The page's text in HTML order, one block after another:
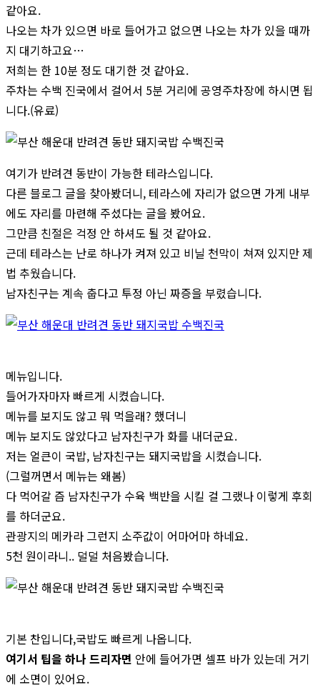
같아요.
나오는 차가 있으면 바로 들어가고 없으면 나오는 차가 있을 때까
지 대기하고요…
저희는 한 10분 정도 대기한 것 같아요.
주차는 수백 진국에서 걸어서 5분 거리에 공영주차장에 하시면 됩
니다.(유료)
여기가 반려견 동반이 가능한 테라스입니다.
다른 블로그 글을 찾아봤더니, 테라스에 자리가 없으면 가게 내부
에도 자리를 마련해 주셨다는 글을 봤어요.
그만큼 친절은 걱정 안 하셔도 될 것 같아요.
근데 테라스는 난로 하나가 켜져 있고 비닐 천막이 쳐져 있지만 제
법 추웠습니다.
남자친구는 계속 춥다고 투정 아닌 짜증을 부렸습니다.
메뉴입니다.
들어가자마자 빠르게 시켰습니다.
메뉴를 보지도 않고 뭐 먹을래? 했더니
메뉴 보지도 않았다고 남자친구가 화를 내더군요.
저는 얼큰이 국밥, 남자친구는 돼지국밥을 시켰습니다.
(그럴꺼면서 메뉴는 왜봄)
다 먹어갈 즘 남자친구가 수육 백반을 시킬 걸 그랬나 이렇게 후회
를 하더군요.
관광지의 메카라 그런지 소주값이 어마어마 하네요.
5천 원이라니.. 덜덜 처음봤습니다.
기본 찬입니다,국밥도 빠르게 나옵니다.
여기서 팁을 하나 드리자면 안에 들어가면 셀프 바가 있는데 거기
에 소면이 있어요.